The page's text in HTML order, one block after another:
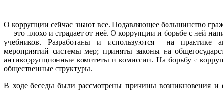
О коррупции сейчас знают все. Подавляющее большинство
— это плохо и страдает от неё. О коррупции и борьбе с ней
учебников. Разработаны и используются на практике
мероприятий системы мер; приняты законы на
антикоррупционные комитеты и комиссии. На борьбу с
общественные структуры.
В ходе беседы были рассмотрены причины возникновения и